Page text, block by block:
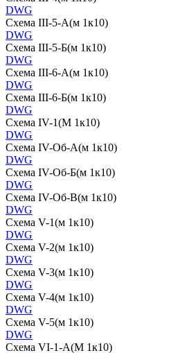
DWG
Схема III-5-А(м 1к10)
DWG
Схема III-5-Б(м 1к10)
DWG
Схема III-6-А(м 1к10)
DWG
Схема III-6-Б(м 1к10)
DWG
Схема IV-1(М 1к10)
DWG
Схема IV-Об-А(м 1к10)
DWG
Схема IV-Об-Б(м 1к10)
DWG
Схема IV-Об-В(м 1к10)
DWG
Схема V-1(м 1к10)
DWG
Схема V-2(м 1к10)
DWG
Схема V-3(м 1к10)
DWG
Схема V-4(м 1к10)
DWG
Схема V-5(м 1к10)
DWG
Схема VI-1-А(М 1к10)